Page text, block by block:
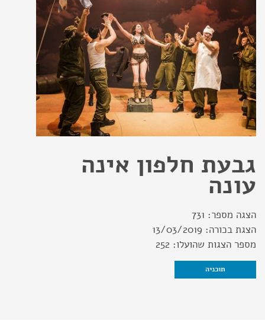
גבעת חלפון אינה
עונה
הצגה מספר: 731
הצגת בכורה: 13/03/2019
מספר הצגות שהועלו: 252
תוכניה